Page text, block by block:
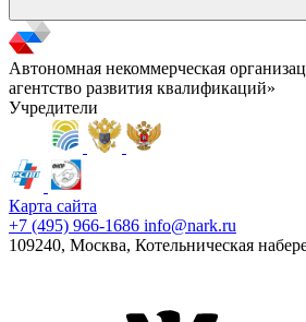
Автономная некоммерческая
агентство развития квалификаций»
Учредители
Карта сайта
+7 (495) 966-1686 info@nark.ru
109240, Москва, Котельническая